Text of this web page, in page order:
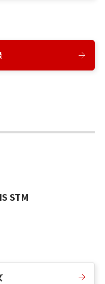
STM